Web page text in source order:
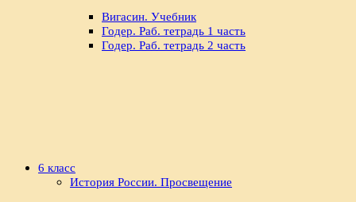
Вигасин. Учебник
Годер. Раб. тетрадь 1 часть
Годер. Раб. тетрадь 2 часть
6 класс
История России. Просвещение